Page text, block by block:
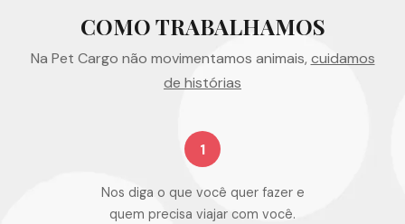
COMO TRABALHAMOS
Na Pet Cargo não movimentamos animais, cuidamos
de histórias
1
Nos diga o que você quer fazer e
quem precisa viajar com você.